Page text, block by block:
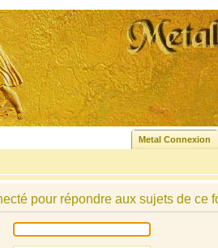
Metal Connexion
pour répondre aux sujets de ce